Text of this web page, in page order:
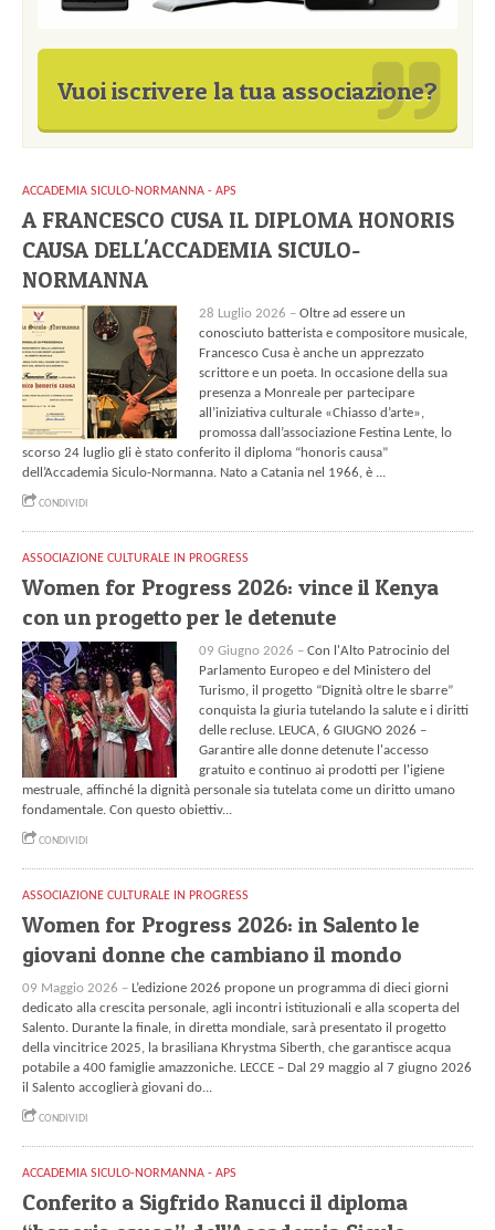
Vuoi iscrivere la tua associazione?
ACCADEMIA SICULO-NORMANNA - APS
A FRANCESCO CUSA IL DIPLOMA HONORIS
CAUSA DELL'ACCADEMIA SICULO-
NORMANNA
28 Luglio 2026 – Oltre ad essere un
conosciuto batterista e compositore musicale,
Francesco Cusa è anche un apprezzato
scrittore e un poeta. In occasione della sua
presenza a Monreale per partecipare
all’iniziativa culturale «Chiasso d’arte»,
promossa dall’associazione Festina Lente, lo
scorso 24 luglio gli è stato conferito il diploma “honoris causa”
dell’Accademia Siculo-Normanna. Nato a Catania nel 1966, è ...
CONDIVIDI
ASSOCIAZIONE CULTURALE IN PROGRESS
Women for Progress 2026: vince il Kenya
con un progetto per le detenute
09 Giugno 2026 – Con l'Alto Patrocinio del
Parlamento Europeo e del Ministero del
Turismo, il progetto “Dignità oltre le sbarre”
conquista la giuria tutelando la salute e i diritti
delle recluse. LEUCA, 6 GIUGNO 2026 –
Garantire alle donne detenute l'accesso
gratuito e continuo ai prodotti per l'igiene
mestruale, affinché la dignità personale sia tutelata come un diritto umano
fondamentale. Con questo obiettiv...
CONDIVIDI
ASSOCIAZIONE CULTURALE IN PROGRESS
Women for Progress 2026: in Salento le
giovani donne che cambiano il mondo
09 Maggio 2026 – L’edizione 2026 propone un programma di dieci giorni
dedicato alla crescita personale, agli incontri istituzionali e alla scoperta del
Salento. Durante la finale, in diretta mondiale, sarà presentato il progetto
della vincitrice 2025, la brasiliana Khrystma Siberth, che garantisce acqua
potabile a 400 famiglie amazzoniche. LECCE – Dal 29 maggio al 7 giugno 2026
il Salento accoglierà giovani do...
CONDIVIDI
ACCADEMIA SICULO-NORMANNA - APS
Conferito a Sigfrido Ranucci il diploma